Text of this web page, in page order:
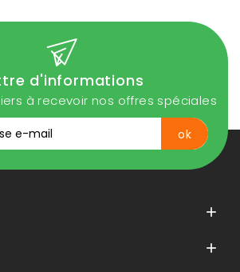
d'informations
à recevoir nos offres spéciales

